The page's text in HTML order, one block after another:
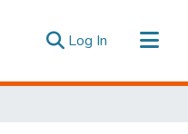
Log In (current)